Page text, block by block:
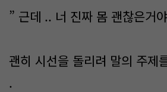
” 근데 .. 너 진짜 몸 괜찮은거
괜히 시선을 돌리려 말의 주제
.